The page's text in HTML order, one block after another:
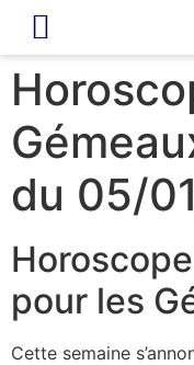
du 05/
pour les
Cette semaine